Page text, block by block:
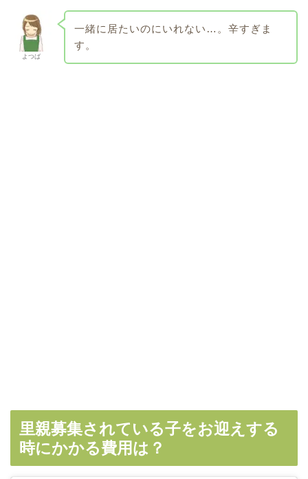
よつば
一緒に居たいのにいれない…。辛すぎま
す。
里親募集されている子をお迎えする
時にかかる費用は？